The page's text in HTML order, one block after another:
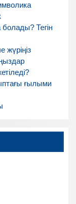
Тегін
жүріңіз
ғылыми